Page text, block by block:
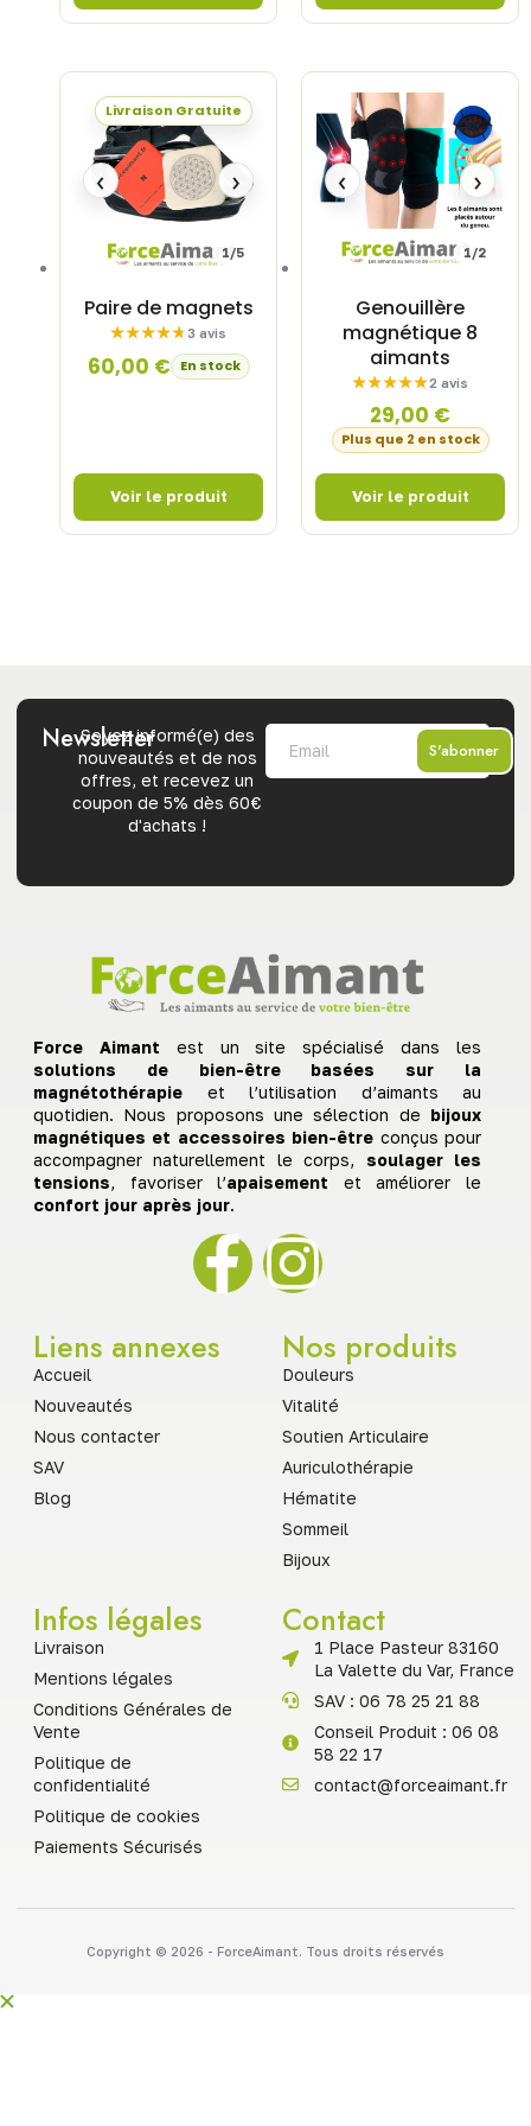
Paire de magnets
3 avis
60,00 € En stock
Livraison Gratuite
‹ ›
1/5
Genouillère
magnétique 8
aimants
2 avis
29,00 €
Plus que 2 en stock
‹ ›
1/2
Newsletter
Soyez informé(e) des
nouveautés et de nos
offres, et recevez un
coupon de 5% dès 60€
d'achats !
S'abonner
Force Aimant est un site spécialisé dans les
solutions de bien-être basées sur la
magnétothérapie et l’utilisation d’aimants au
quotidien. Nous proposons une sélection de bijoux
magnétiques et accessoires bien-être conçus pour
accompagner naturellement le corps, soulager les
tensions, favoriser l’apaisement et améliorer le
confort jour après jour.
Liens annexes
Accueil
Nouveautés
Nous contacter
SAV
Blog
Nos produits
Douleurs
Vitalité
Soutien Articulaire
Auriculothérapie
Hématite
Sommeil
Bijoux
Infos légales
Livraison
Mentions légales
Conditions Générales de
Vente
Politique de
confidentialité
Politique de cookies
Paiements Sécurisés
Contact
1 Place Pasteur 83160
La Valette du Var, France
SAV : 06 78 25 21 88
Conseil Produit : 06 08
58 22 17
contact@forceaimant.fr
Copyright © 2026 - ForceAimant. Tous droits réservés